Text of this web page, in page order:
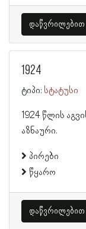
დაწვრილებით
1924
ტიპი: სტატუსი
1924 წლის
აზნაური.
პირები
წყარო
დაწვრილებით